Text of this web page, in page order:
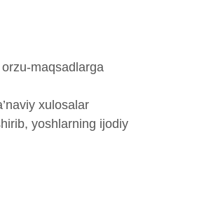
maqsadlarga
xulosalar
yoshlarning ijodiy